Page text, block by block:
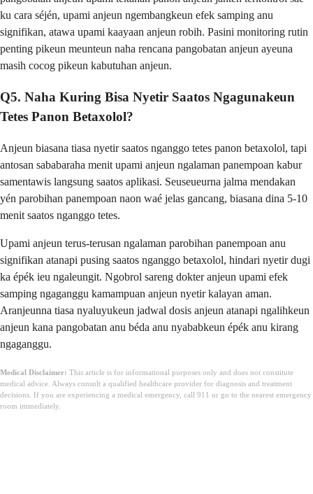
ku cara séjén, upami anjeun ngembangkeun efek samping anu
signifikan, atawa upami kaayaan anjeun robih. Pasini monitoring rutin
penting pikeun meunteun naha rencana pangobatan anjeun ayeuna
masih cocog pikeun kabutuhan anjeun.
Q5. Naha Kuring Bisa Nyetir Saatos Ngagunakeun
Tetes Panon Betaxolol?
Anjeun biasana tiasa nyetir saatos nganggo tetes panon betaxolol, tapi
antosan sababaraha menit upami anjeun ngalaman panempoan kabur
samentawis langsung saatos aplikasi. Seuseueurna jalma mendakan
yén parobihan panempoan naon waé jelas gancang, biasana dina 5-10
menit saatos nganggo tetes.
Upami anjeun terus-terusan ngalaman parobihan panempoan anu
signifikan atanapi pusing saatos nganggo betaxolol, hindari nyetir dugi
ka épék ieu ngaleungit. Ngobrol sareng dokter anjeun upami efek
samping ngaganggu kamampuan anjeun nyetir kalayan aman.
Aranjeunna tiasa nyaluyukeun jadwal dosis anjeun atanapi ngalihkeun
anjeun kana pangobatan anu béda anu nyababkeun épék anu kirang
ngaganggu.
Medical Disclaimer: This article is for informational purposes only and does not constitute
medical advice. Always consult a qualified healthcare provider for diagnosis and treatment
decisions. If you are experiencing a medical emergency, call 911 or go to the nearest emergency
room immediately.